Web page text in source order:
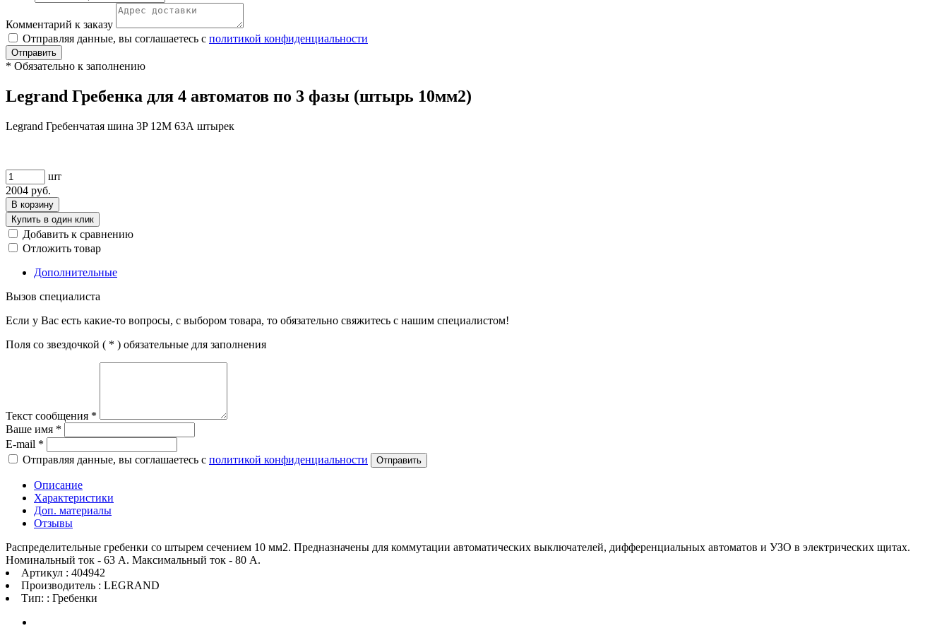
Комментарий к заказу
Отправляя данные, вы соглашаетесь с политикой конфиденциальности
Отправить
* Обязательно к заполнению
Legrand Гребенка для 4 автоматов по 3 фазы (штырь 10мм2)
Legrand Гребенчатая шина 3P 12M 63А штырек
шт
2004 руб.
В корзину
Купить в один клик
Добавить к сравнению
Отложить товар
Дополнительные
Вызов специалиста
Если у Вас есть какие-то вопросы, с выбором товара, то обязательно свяжитесь с нашим специалистом!
Поля со звездочкой ( * ) обязательные для заполнения
Текст сообщения *
Ваше имя *
E-mail *
Отправляя данные, вы соглашаетесь с политикой конфиденциальности Отправить
Описание
Характеристики
Доп. материалы
Отзывы
Распределительные гребенки со штырем сечением 10 мм2. Предназначены для коммутации автоматических выключателей, дифференциальных автоматов и УЗО в электрических щитах.
Номинальный ток - 63 А. Максимальный ток - 80 А.
Артикул : 404942
Производитель : LEGRAND
Тип: : Гребенки